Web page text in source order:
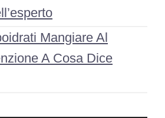
Mangiare Al
A Cosa Dice